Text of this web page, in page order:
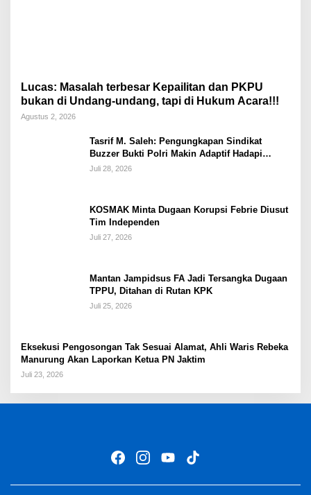
Lucas: Masalah terbesar Kepailitan dan PKPU
bukan di Undang-undang, tapi di Hukum Acara!!!
Agustus 2, 2026
Tasrif M. Saleh: Pengungkapan Sindikat
Buzzer Bukti Polri Makin Adaptif Hadapi
Kejahatan Digital
Juli 28, 2026
KOSMAK Minta Dugaan Korupsi Febrie Diusut
Tim Independen
Juli 27, 2026
Mantan Jampidsus FA Jadi Tersangka Dugaan
TPPU, Ditahan di Rutan KPK
Juli 25, 2026
Eksekusi Pengosongan Tak Sesuai Alamat, Ahli Waris Rebeka
Manurung Akan Laporkan Ketua PN Jaktim
Juli 23, 2026